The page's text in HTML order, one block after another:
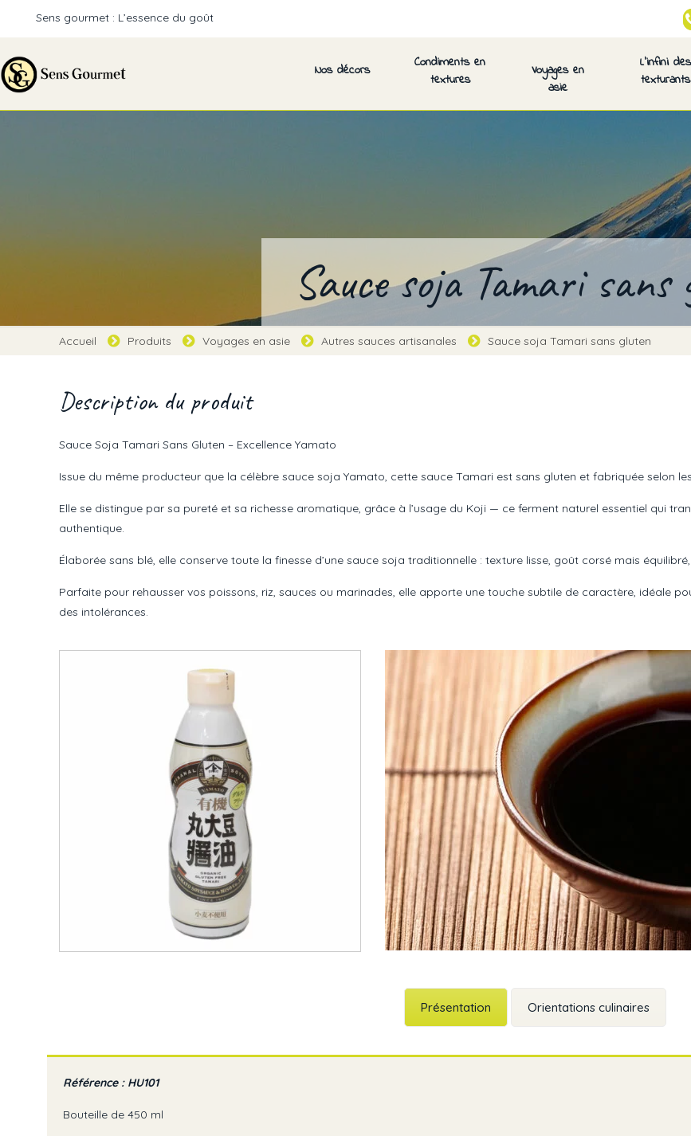
Sens gourmet : L’essence du goût
Nos décors
Condiments en
textures
Voyages en
asie
L’infini des
texturants
Sauce soja Tamari sans
Accueil Produits Voyages en asie Autres sauces artisanales Sauce soja Tamari sans gluten
Description du produit
Sauce Soja Tamari Sans Gluten – Excellence Yamato
Issue du même producteur que la célèbre sauce soja Yamato, cette sauce Tamari est sans gluten et fabriquée selon
Elle se distingue par sa pureté et sa richesse aromatique, grâce à l’usage du Koji — ce ferment naturel essentiel qui
authentique.
Élaborée sans blé, elle conserve toute la finesse d’une sauce soja traditionnelle : texture lisse, goût corsé mais
Parfaite pour rehausser vos poissons, riz, sauces ou marinades, elle apporte une touche subtile de caractère, idéale
des intolérances.
Présentation Orientations culinaires
Référence : HU101
Bouteille de 450 ml